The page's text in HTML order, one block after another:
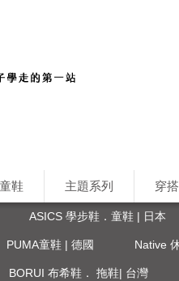
鞋 主題系列 穿
ASICS 學步鞋．童鞋 | 日本
PUMA童鞋 | 德國 Native
BORUI 布希鞋． 拖鞋| 台灣